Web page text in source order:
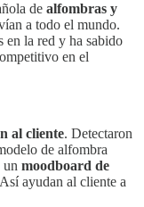
de alfombras y
a todo el mundo.
en la red y ha sabido
en el
al cliente. Detectaron
de alfombra
un moodboard de
ayudan al cliente a